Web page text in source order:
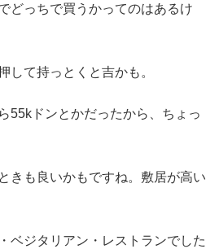
どっちで買うかってのはあるけ
して持っとくと吉かも。
55kドンとかだったから、ちょっ
きも良いかもですね。敷居が高い
ベジタリアン・レストランでした